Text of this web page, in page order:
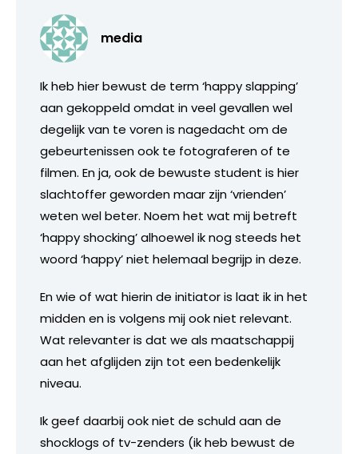
media
Ik heb hier bewust de term ‘happy slapping’
aan gekoppeld omdat in veel gevallen wel
degelijk van te voren is nagedacht om de
gebeurtenissen ook te fotograferen of te
filmen. En ja, ook de bewuste student is hier
slachtoffer geworden maar zijn ‘vrienden’
weten wel beter. Noem het wat mij betreft
‘happy shocking’ alhoewel ik nog steeds het
woord ‘happy’ niet helemaal begrijp in deze.
En wie of wat hierin de initiator is laat ik in het
midden en is volgens mij ook niet relevant.
Wat relevanter is dat we als maatschappij
aan het afglijden zijn tot een bedenkelijk
niveau.
Ik geef daarbij ook niet de schuld aan de
shocklogs of tv-zenders (ik heb bewust de